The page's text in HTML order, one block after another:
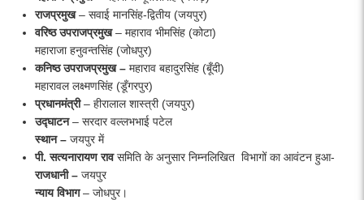
राजप्रमुख – सवाई मानसिंह-द्वितीय (जयपुर)
वरिष्ठ उपराजप्रमुख– महाराव भीमसिंह (कोटा)
महाराजा हनुवन्तसिंह (जोधपुर)
कनिष्ठ उपराजप्रमुख – महाराव बहादुरसिंह (बूँदी)
महारावल लक्ष्मणसिंह (डूँगरपुर)
प्रधानमंत्री – हीरालाल शास्त्री (जयपुर)
उद्घाटन– सरदार वल्लभभाई पटेल
स्थान – जयपुर में
पी. सत्यनारायण रावसमिति के अनुसार निम्नलिखित विभागों का आवंटन हुआ-
राजधानी – जयपुर
न्याय विभाग– जोधपुर।